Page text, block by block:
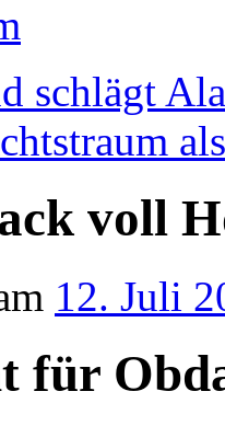
schlägt
voll
12. Juli
für